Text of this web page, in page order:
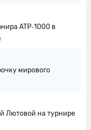
ATP‑1000 в
мирового
Лютовой на турнире